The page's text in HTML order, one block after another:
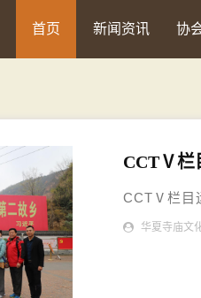
首页 新闻资讯 协
CCTⅤ栏
CCTⅤ栏目
华夏寺庙文